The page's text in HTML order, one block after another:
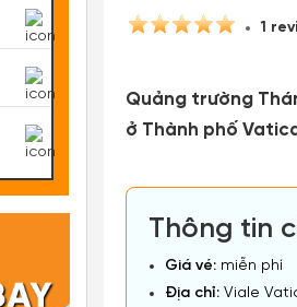
1
Quảng trường
ở Thành phố
Thông tin
Giá vé: miễn phí
Địa chỉ: Viale